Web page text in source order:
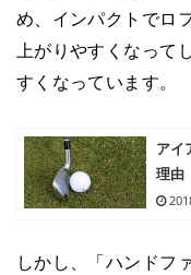
め、インパクトでロ
上がりやすくなって
すくなっています。
アイ
理由
しかし、「ハンドフ